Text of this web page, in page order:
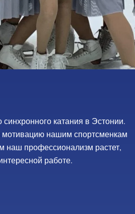
катания в Эстонии.
нашим спортсменкам
наш профессионализм растет,
работе.